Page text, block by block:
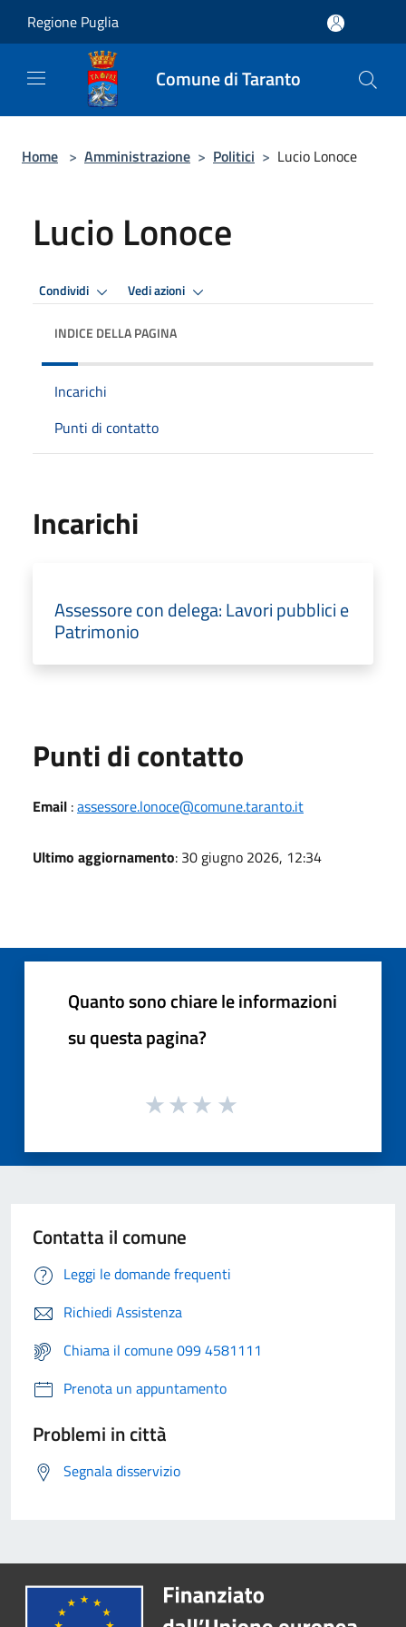
Regione Puglia
Comune di Taranto
Home > Amministrazione > Politici > Lucio Lonoce
Lucio Lonoce
Condividi Vedi azioni
INDICE DELLA PAGINA
Incarichi
Punti di contatto
Incarichi
Assessore con delega: Lavori pubblici e
Patrimonio
Punti di contatto
Email :assessore.lonoce@comune.taranto.it
Ultimo aggiornamento: 30 giugno 2026, 12:34
Quanto sono chiare le informazioni
su questa pagina?
Contatta il comune
Leggi le domande frequenti
Richiedi Assistenza
Chiama il comune 099 4581111
Prenota un appuntamento
Problemi in città
Segnala disservizio